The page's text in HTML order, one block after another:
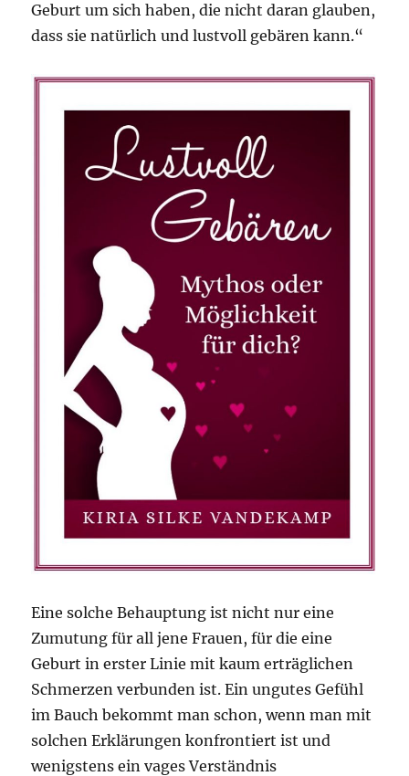
Geburt um sich haben, die nicht daran glauben,
dass sie natürlich und lustvoll gebären kann.“
Eine solche Behauptung ist nicht nur eine
Zumutung für all jene Frauen, für die eine
Geburt in erster Linie mit kaum erträglichen
Schmerzen verbunden ist. Ein ungutes Gefühl
im Bauch bekommt man schon, wenn man mit
solchen Erklärungen konfrontiert ist und
wenigstens ein vages Verständnis